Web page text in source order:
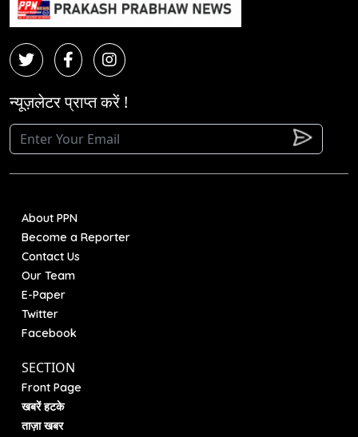
न्यूज़लेटर प्राप्त करें !
About PPN
Become a Reporter
Contact Us
Our Team
E-Paper
Twitter
Facebook
SECTION
Front Page
खबरें हटके
ताज़ा खबर